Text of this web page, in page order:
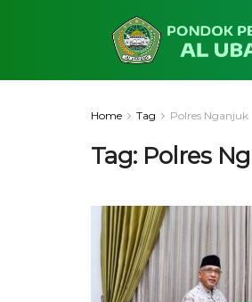
Home Tag Polres Nganjuk
Tag: Polres